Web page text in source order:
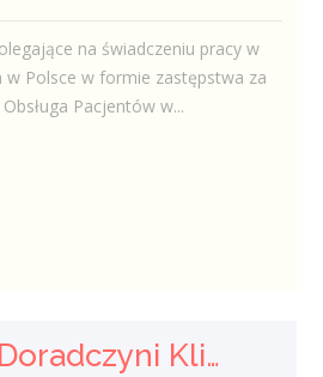
na świadczeniu pracy w
w Polsce w formie zastępstwa za
Pacjentów w...
Doradca / Doradczyni Klienta